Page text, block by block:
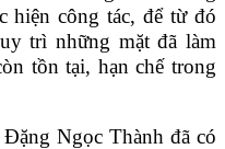
hiện công tác, để từ đó
trì những mặt đã làm
tồn tại, hạn chế trong
Ngọc Thành đã có